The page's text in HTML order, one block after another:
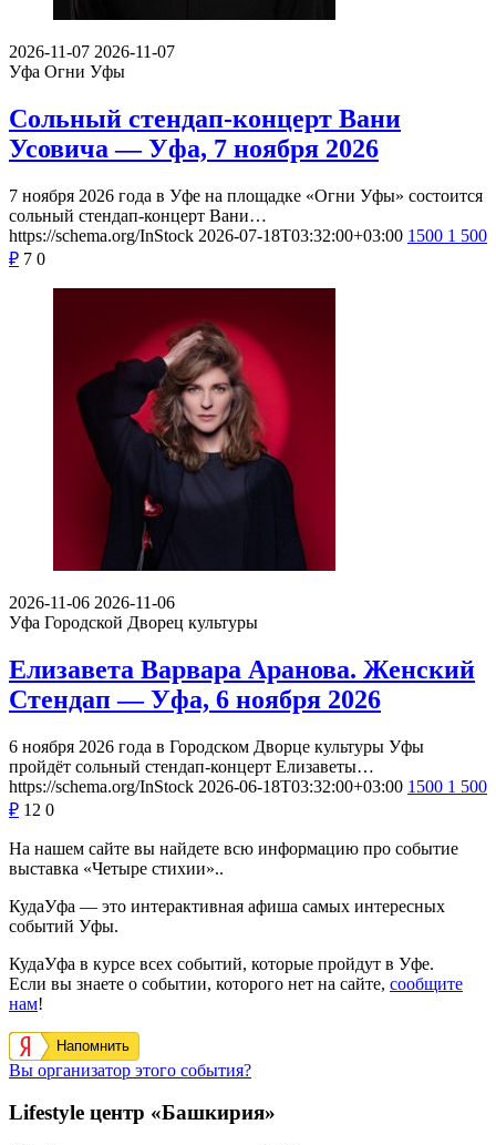
2026-11-07 2026-11-07
Уфа Огни Уфы
Сольный стендап-концерт Вани
Усовича — Уфа, 7 ноября 2026
7 ноября 2026 года в Уфе на площадке «Огни Уфы» состоится
сольный стендап-концерт Вани…
https://schema.org/InStock 2026-07-18T03:32:00+03:00 1500 1 500
₽ 7 0
2026-11-06 2026-11-06
Уфа Городской Дворец культуры
Елизавета Варвара Аранова. Женский
Стендап — Уфа, 6 ноября 2026
6 ноября 2026 года в Городском Дворце культуры Уфы
пройдёт сольный стендап-концерт Елизаветы…
https://schema.org/InStock 2026-06-18T03:32:00+03:00 1500 1 500
₽ 12 0
На нашем сайте вы найдете всю информацию про событие
выставка «Четыре стихии»..
КудаУфа — это интерактивная афиша самых интересных
событий Уфы.
КудаУфа в курсе всех событий, которые пройдут в Уфе.
Если вы знаете о событии, которого нет на сайте, сообщите
нам!
Напомнить
Вы организатор этого события?
Lifestyle центр «Башкирия»